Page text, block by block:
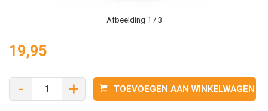
Afbeelding 1 / 3
19,95
- + TOEVOEGEN AAN WINKELWAGEN